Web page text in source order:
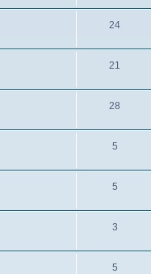
24
21
28
5
5
3
5